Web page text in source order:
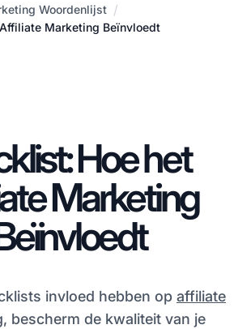
Woordenlijst /
Marketing Beïnvloedt
Hoe het
Marketing
invloed hebben op affiliate
, bescherm de kwaliteit van je